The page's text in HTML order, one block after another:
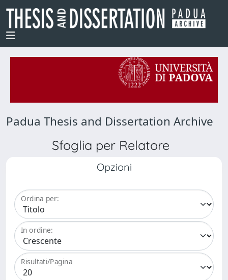
Padua Thesis and Dissertation Archive
Sfoglia per Relatore
Opzioni
Ordina per:
In ordine:
Risultati/Pagina